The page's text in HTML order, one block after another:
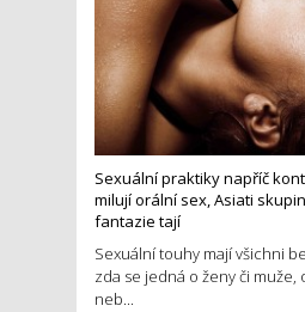
Sexuální praktiky napříč
milují orální sex, Asiati
fantazie tají
Sexuální touhy mají všichni
zda se jedná o ženy či
neb...